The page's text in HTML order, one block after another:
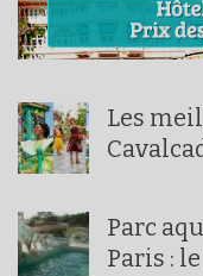
Les
Parc
Paris :